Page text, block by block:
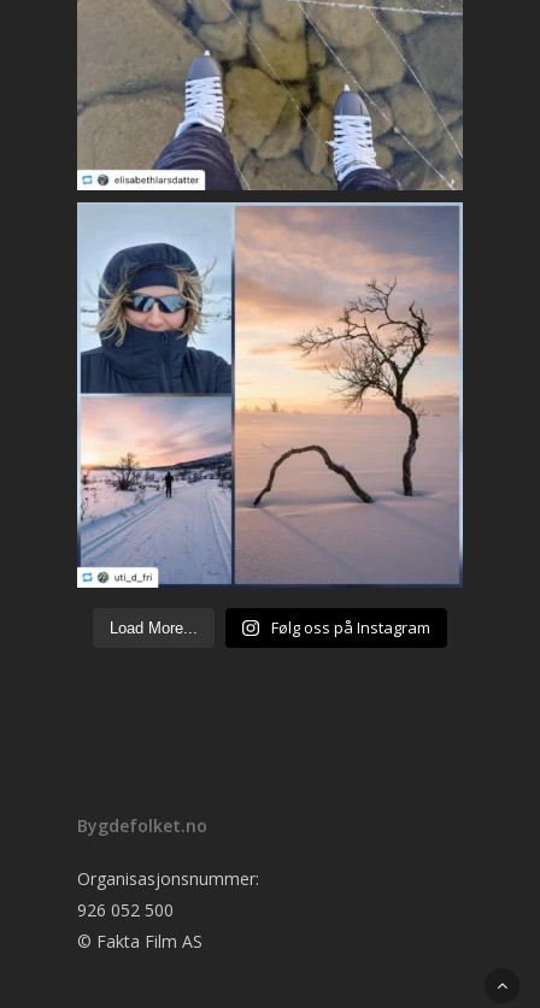
Load More... Følg oss på Instagram
Bygdefolket.no
Organisasjonsnummer:
926 052 500
© Fakta Film AS